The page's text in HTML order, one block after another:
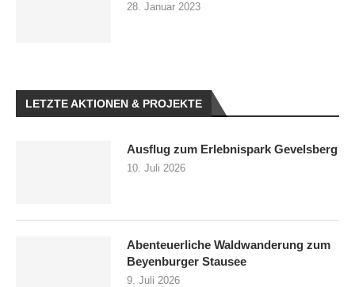
28. Januar 2023
LETZTE AKTIONEN & PROJEKTE
Ausflug zum Erlebnispark Gevelsberg
10. Juli 2026
Abenteuerliche Waldwanderung zum
Beyenburger Stausee
9. Juli 2026